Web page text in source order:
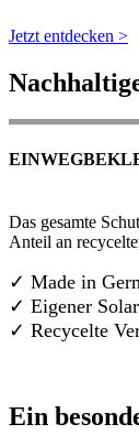
Jetzt entdecken >
Das gesamte
Anteil an
✓ Made in
✓ Eigener
✓ Recycelte
Ein